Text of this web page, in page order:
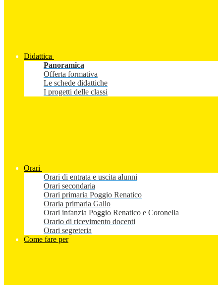
Didattica
Panoramica
Offerta formativa
Le schede didattiche
I progetti delle classi
Orari
Orari di entrata e uscita alunni
Orari secondaria
Orari primaria Poggio Renatico
Oraria primaria Gallo
Orari infanzia Poggio Renatico e Coronella
Orario di ricevimento docenti
Orari segreteria
Come fare per